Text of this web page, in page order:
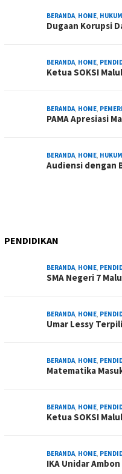
BERANDA, HOME, HUKUM
Dugaan Korupsi
BERANDA, HOME,
Ketua SOKSI
BERANDA, HOME,
PAMA Apresiasi
BERANDA, HOME, HUKUM
Audiensi dengan
PENDIDIKAN
BERANDA, HOME,
SMA Negeri 7
BERANDA, HOME,
Umar Lessy
BERANDA, HOME,
Matematika
BERANDA, HOME,
Ketua SOKSI
BERANDA, HOME,
IKA Unidar